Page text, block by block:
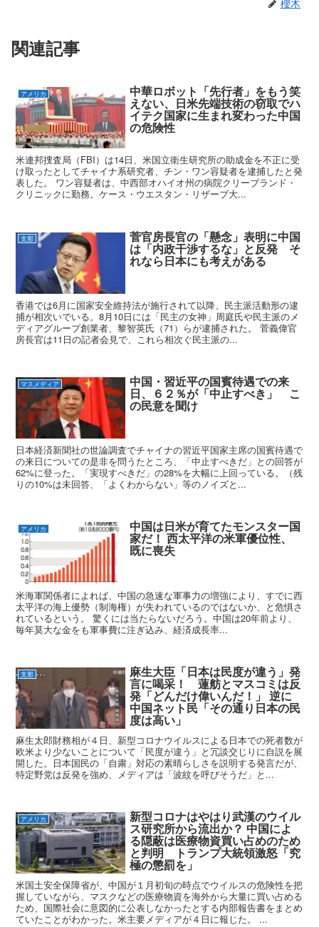
櫻木
関連記事
アメリカ 中華ロボット「先行者」をもう笑
えない、日米先端技術の窃取でハ
イテク国家に生まれ変わった中国
の危険性
米連邦捜査局（FBI）は14日、米国立衛生研究所の助成金を不正に受
け取ったとしてチャイナ系研究者、チン・ワン容疑者を逮捕したと発
表した。 ワン容疑者は、中西部オハイオ州の病院クリーブランド・
クリニックに勤務。ケース・ウエスタン・リザーブ大...
支那 菅官房長官の「懸念」表明に中国
は「内政干渉するな」と反発 そ
れなら日本にも考えがある
香港では6月に国家安全維持法が施行されて以降、民主派活動形の逮
捕が相次いでいる。8月10日には「民主の女神」周庭氏や民主派のメ
ディアグループ創業者、黎智英氏（71）らが逮捕された。 菅義偉官
房長官は11日の記者会見で、これら相次ぐ民主派の...
マスメディア 中国・習近平の国賓待遇での来
日、６２％が「中止すべき」 こ
の民意を聞け
日本経済新聞社の世論調査でチャイナの習近平国家主席の国賓待遇で
の来日についての是非を問うたところ、「中止すべきだ」との回答が
62%に登った。「実現すべきだ」の28%を大幅に上回っている。（残
りの10%は未回答、「よくわからない」等のノイズと...
アメリカ 中国は日米が育てたモンスター国
家だ！ 西太平洋の米軍優位性、
既に喪失
米海軍関係者によれば、中国の急速な軍事力の増強により、すでに西
太平洋の海上優勢（制海権）が失われているのではないか、と危惧さ
れているという。 驚くには当たらないだろう。中国は20年前より、
毎年莫大な金をも軍事費に注ぎ込み、経済成長率...
支那 麻生大臣「日本は民度が違う」発
言に喝采！ 蓮舫とマスコミは反
発「どんだけ偉いんだ！」 逆に
中国ネット民「その通り日本の民
度は高い」
麻生太郎財務相が４日、新型コロナウイルスによる日本での死者数が
欧米より少ないことについて「民度が違う」と冗談交じりに自説を展
開した。日本国民の「自粛」対応の素晴らしさを説明する発言だが、
特定野党は反発を強め、メディアは「波紋を呼びそうだ」と...
アメリカ 新型コロナはやはり武漢のウイル
ス研究所から流出か？ 中国によ
る隠蔽は医療物資買い占めのため
と判明 トランプ大統領激怒「究
極の懲罰を」
米国土安全保障省が、中国が１月初旬の時点でウイルスの危険性を把
握していながら、マスクなどの医療物資を海外から大量に買い占める
ため、国際社会に意図的に公表しなかったとする内部報告書をまとめ
ていたことがわかった。米主要メディアが４日に報じた。 ...